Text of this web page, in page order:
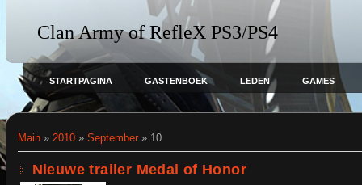
Clan Army of RefleX PS3/PS4
STARTPAGINA GASTENBOEK LEDEN GAMES
Main» 2010 » September » 10
Nieuwe trailer Medal of Honor